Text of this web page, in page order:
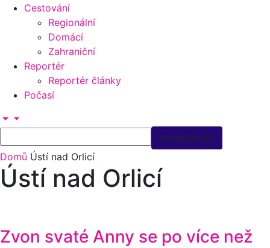
Cestování
Regionální
Domácí
Zahraniční
Reportér
Reportér články
Počasí
Domů Ústí nad Orlicí
Ústí nad Orlicí
Zvon svaté Anny se po více než